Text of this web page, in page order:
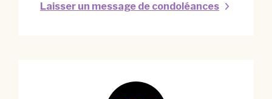
Laisser un message de condoléances